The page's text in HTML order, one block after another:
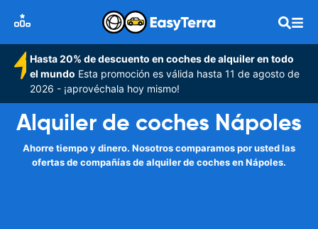
Hasta 20% de descuento en coches de alquiler en todo
el mundo Esta promoción es válida hasta 11 de agosto de
2026 - ¡aprovéchala hoy mismo!
Alquiler de coches Nápoles
Ahorre tiempo y dinero. Nosotros comparamos por usted las
ofertas de compañías de alquiler de coches en Nápoles.